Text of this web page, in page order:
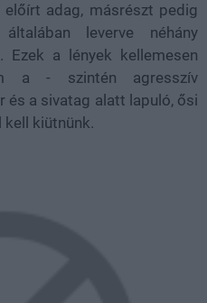
előírt adag, másrészt pedig
leverve néhány
a lények kellemesen
a - szintén agresszív
és a sivatag alatt lapuló, ősi
kell kiütnünk.